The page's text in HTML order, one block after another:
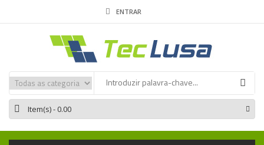
ENTRAR
Item(s)- 0.00